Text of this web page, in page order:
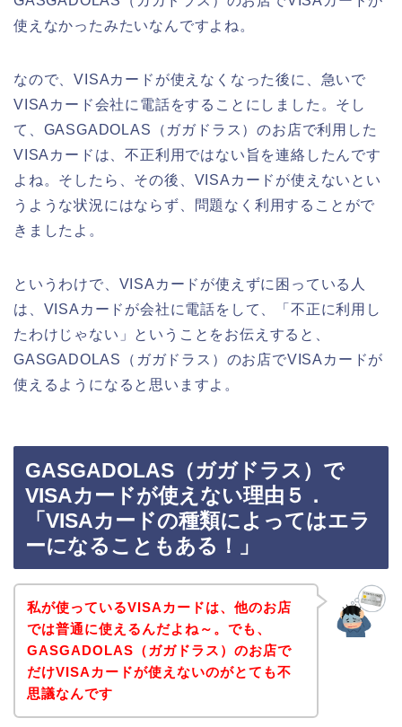
使えなかったみたいなんですよね。
なので、VISAカードが使えなくなった後に、急いで
VISAカード会社に電話をすることにしました。そし
て、GASGADOLAS（ガガドラス）のお店で利用した
VISAカードは、不正利用ではない旨を連絡したんです
よね。そしたら、その後、VISAカードが使えないとい
うような状況にはならず、問題なく利用することがで
きましたよ。
というわけで、VISAカードが使えずに困っている人
は、VISAカードが会社に電話をして、「不正に利用し
たわけじゃない」ということをお伝えすると、
GASGADOLAS（ガガドラス）のお店でVISAカードが
使えるようになると思いますよ。
GASGADOLAS（ガガドラス）で
VISAカードが使えない理由５．
「VISAカードの種類によってはエラ
ーになることもある！」
私が使っているVISAカードは、他のお店
では普通に使えるんだよね～。でも、
GASGADOLAS（ガガドラス）のお店で
だけVISAカードが使えないのがとても不
思議なんです